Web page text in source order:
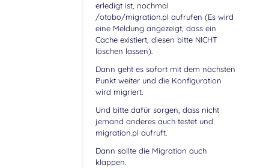
erledigt ist, nochmal
/otobo/migration.pl aufrufen (Es wird
eine Meldung angezeigt, dass ein
Cache existiert, diesen bitte NICHT
löschen lassen).
Dann geht es sofort mit dem nächsten
Punkt weiter und die Konfiguration
wird migriert.
Und bitte dafür sorgen, dass nicht
jemand anderes auch testet und
migration.pl aufruft.
Dann sollte die Migration auch
klappen.